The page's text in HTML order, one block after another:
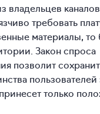
владельцев
требовать
материалы, то
Закон спроса
позволит
пользователей
только